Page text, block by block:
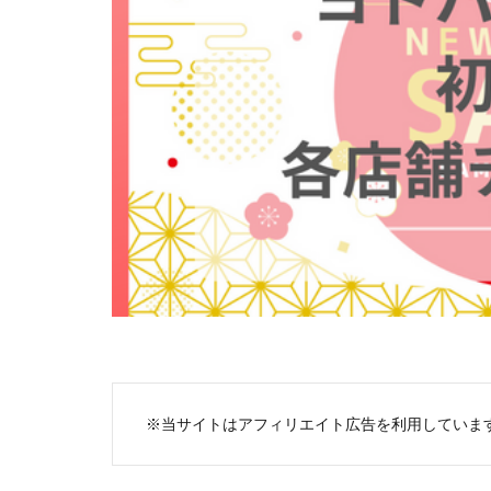
※当サイトはアフィリエイト広告を利用していま